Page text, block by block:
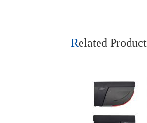
Related Product